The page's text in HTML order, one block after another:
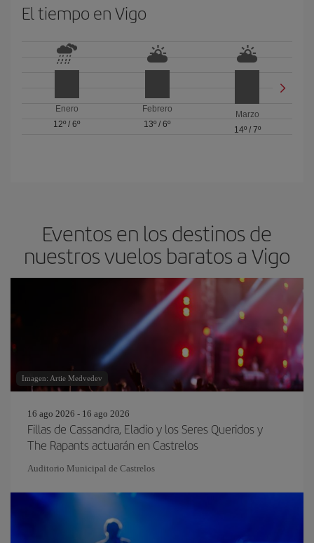
El tiempo en Vigo
Enero
12º /6º
Febrero
13º / 6º
Marzo
14º/ 7º
Eventos en los destinos de
nuestros vuelos baratos a Vigo
Imagen: Artie Medvedev
16 ago 2026 - 16 ago 2026
Fillas de Cassandra, Eladio y los Seres Queridos y
The Rapants actuarán en Castrelos
Auditorio Municipal de Castrelos